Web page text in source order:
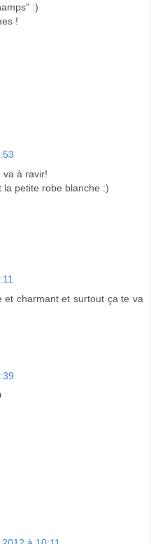
:)
!
va à ravir!
petite robe blanche :)
et charmant et surtout ça te va